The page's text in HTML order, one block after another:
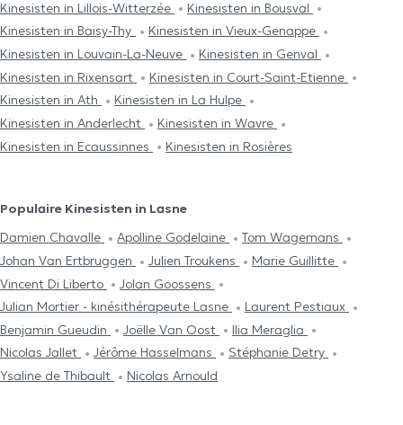
Kinesisten in Lillois-Witterzée
Kinesisten in Bousval
Kinesisten in Baisy-Thy
Kinesisten in Vieux-Genappe
Kinesisten in Louvain-La-Neuve
Kinesisten in Genval
Kinesisten in Rixensart
Kinesisten in Court-Saint-Etienne
Kinesisten in Ath
Kinesisten in La Hulpe
Kinesisten in Anderlecht
Kinesisten in Wavre
Kinesisten in Ecaussinnes
Kinesisten in Rosières
Populaire Kinesisten in Lasne
Damien Chavalle
Apolline Godelaine
Tom Wagemans
Johan Van Ertbruggen
Julien Troukens
Marie Guillitte
Vincent Di Liberto
Jolan Goossens
Julian Mortier - kinésithérapeute Lasne
Laurent Pestiaux
Benjamin Gueudin
Joëlle Van Oost
Ilia Meraglia
Nicolas Jallet
Jérôme Hasselmans
Stéphanie Detry
Ysaline de Thibault
Nicolas Arnould